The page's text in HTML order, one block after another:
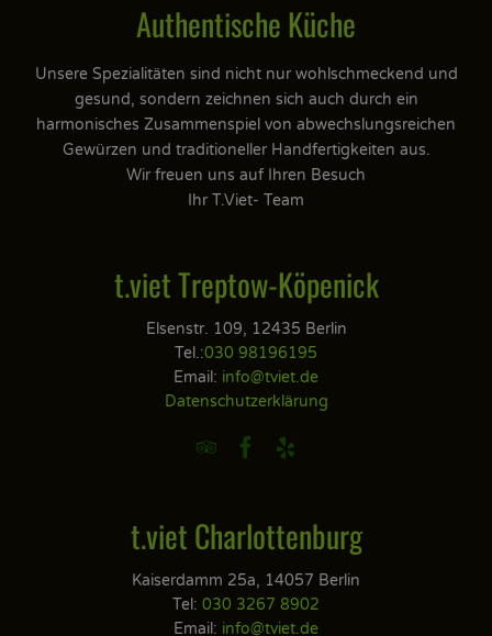
Authentische Küche
Unsere Spezialitäten sind nicht nur wohlschmeckend und
gesund, sondern zeichnen sich auch durch ein
harmonisches Zusammenspiel von abwechslungsreichen
Gewürzen und traditioneller Handfertigkeiten aus.
Wir freuen uns auf Ihren Besuch
Ihr T.Viet- Team
t.viet Treptow-Köpenick
Elsenstr. 109, 12435 Berlin
Tel.:030 98196195
Email: info@tviet.de
Datenschutzerklärung
  
t.viet Charlottenburg
Kaiserdamm 25a, 14057 Berlin
Tel: 030 3267 8902
Email: info@tviet.de